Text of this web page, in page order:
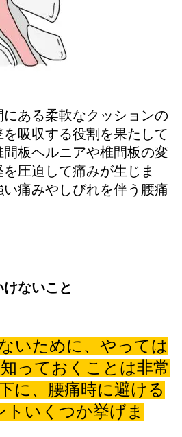
ある柔軟なクッションの
吸収する役割を果たして
板ヘルニアや椎間板の変
圧迫して痛みが生じま
痛みやしびれを伴う腰痛
ないこと
いために、やっては
っておくことは非常
に、腰痛時に避ける
トいくつか挙げま